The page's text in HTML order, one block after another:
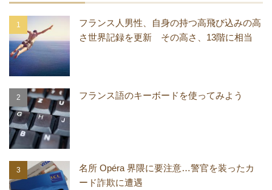
フランス人男性、自身の持つ高飛び込みの高
さ世界記録を更新 その高さ、13階に相当
フランス語のキーボードを使ってみよう
名所 Opéra 界隈に要注意…警官を装ったカ
ード詐欺に遭遇